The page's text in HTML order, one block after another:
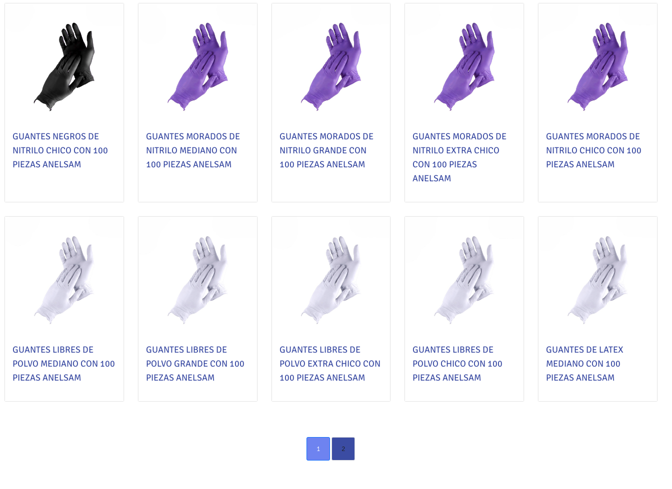
GUANTES NEGROS DE
NITRILO CHICO CON 100
PIEZAS ANELSAM
GUANTES MORADOS DE
NITRILO MEDIANO CON
100 PIEZAS ANELSAM
GUANTES MORADOS DE
NITRILO GRANDE CON
100 PIEZAS ANELSAM
GUANTES MORADOS DE
NITRILO EXTRA CHICO
CON 100 PIEZAS
ANELSAM
GUANTES MORADOS DE
NITRILO CHICO CON 100
PIEZAS ANELSAM
GUANTES LIBRES DE
POLVO MEDIANO CON 100
PIEZAS ANELSAM
GUANTES LIBRES DE
POLVO GRANDE CON 100
PIEZAS ANELSAM
GUANTES LIBRES DE
POLVO EXTRA CHICO CON
100 PIEZAS ANELSAM
GUANTES LIBRES DE
POLVO CHICO CON 100
PIEZAS ANELSAM
GUANTES DE LATEX
MEDIANO CON 100
PIEZAS ANELSAM
1 2